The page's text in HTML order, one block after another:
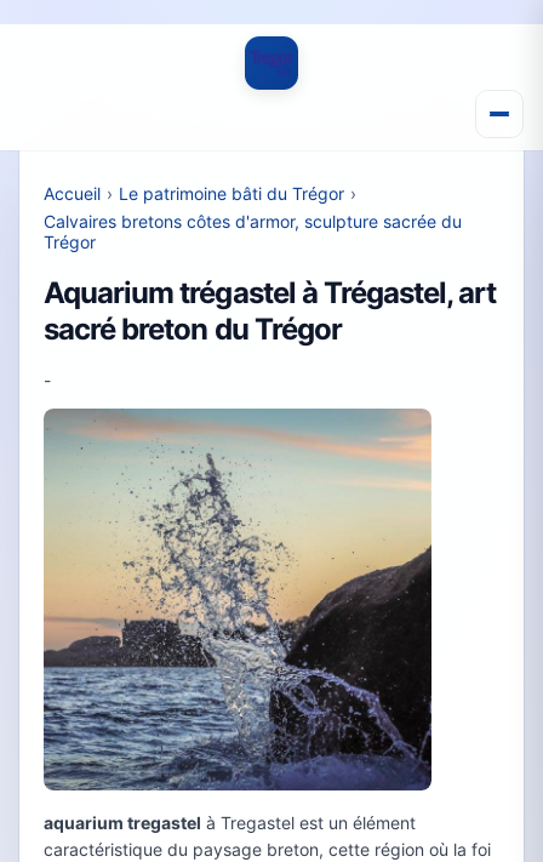
Accueil › Le patrimoine bâti du Trégor ›
Calvaires bretons côtes d'armor, sculpture sacrée du
Trégor
Aquarium trégastel à Trégastel, art
sacré breton du Trégor
-
aquarium tregastel à Tregastel est un élément
caractéristique du paysage breton, cette région où la foi